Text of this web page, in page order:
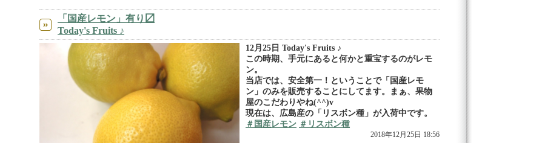
「国産レモン」有り〼
Today's Fruits ♪
12月25日 Today's Fruits ♪
この時期、手元にあると何かと重宝するのがレモ
ン。
当店では、安全第一！ということで「国産レモ
ン」のみを販売することにしてます。まぁ、果物
屋のこだわりやね(^^)v
現在は、広島産の「リスボン種」が入荷中です。
＃国産レモン ＃リスボン種
2018年12月25日 18:56